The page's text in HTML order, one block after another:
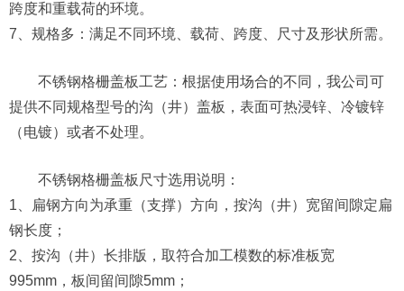
跨度和重载荷的环境。
7、规格多：满足不同环境、载荷、跨度、尺寸及形状所需。
不锈钢格栅盖板工艺：根据使用场合的不同，我公司可
提供不同规格型号的沟（井）盖板，表面可热浸锌、冷镀锌
（电镀）或者不处理。
不锈钢格栅盖板尺寸选用说明：
1、扁钢方向为承重（支撑）方向，按沟（井）宽留间隙定扁
钢长度；
2、按沟（井）长排版，取符合加工模数的标准板宽
995mm，板间留间隙5mm；